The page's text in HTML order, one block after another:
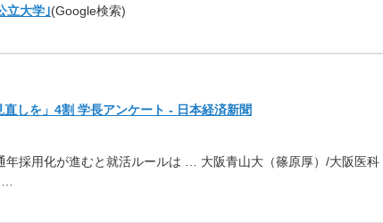
立大学｣(Google検索)
しを」4割 学長アンケート - 日本経済新聞
年採用化が進むと就活ルールは … 大阪青山大（篠原厚）/大阪医科